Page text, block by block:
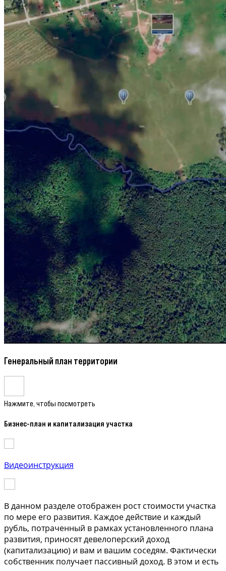
Генеральный план территории
Нажмите, чтобы посмотреть
Бизнес-план и капитализация участка
Видеоинструкция
В данном разделе отображен рост стоимости участка
по мере его развития. Каждое действие и каждый
рубль, потраченный в рамках установленного плана
развития, приносят девелоперский доход
(капитализацию) и вам и вашим соседям. Фактически
собственник получает пассивный доход. В этом и есть